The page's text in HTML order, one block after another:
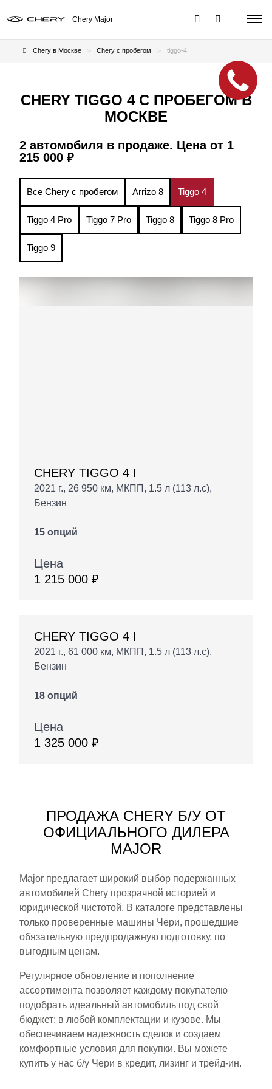
Chery Major
Chery в Москве Chery с пробегом tiggo-4
CHERY TIGGO 4 С ПРОБЕГОМ В
МОСКВЕ
2 автомобиля в продаже. Цена от 1
215 000 ₽
Все Chery с пробегом Arrizo 8 Tiggo 4
Tiggo 4 Pro Tiggo 7 Pro Tiggo 8 Tiggo 8 Pro
Tiggo 9
CHERY TIGGO 4 I
2021 г., 26 950 км, МКПП, 1.5 л (113 л.с),
Бензин
15 опций
Цена
1 215 000 ₽
CHERY TIGGO 4 I
2021 г., 61 000 км, МКПП, 1.5 л (113 л.с),
Бензин
18 опций
Цена
1 325 000 ₽
ПРОДАЖА CHERY Б/У ОТ
ОФИЦИАЛЬНОГО ДИЛЕРА
MAJOR
Major предлагает широкий выбор подержанных
автомобилей Chery прозрачной историей и
юридической чистотой. В каталоге представлены
только проверенные машины Чери, прошедшие
обязательную предпродажную подготовку, по
выгодным ценам.
Регулярное обновление и пополнение
ассортимента позволяет каждому покупателю
подобрать идеальный автомобиль под свой
бюджет: в любой комплектации и кузове. Мы
обеспечиваем надежность сделок и создаем
комфортные условия для покупки. Вы можете
купить у нас б/у Чери в кредит, лизинг и трейд-ин.